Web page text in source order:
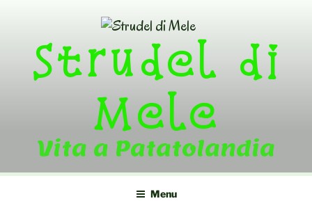
contentStrudel di
Mele
Vita a Patatolandia
Menu